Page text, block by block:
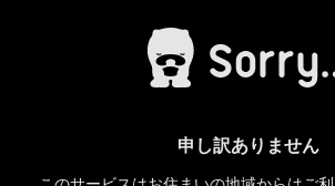
申し訳ありません